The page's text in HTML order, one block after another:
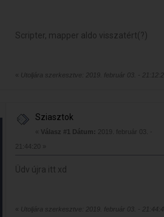
Scripter, mapper aldo visszatért(?)
« Utoljára szerkesztve: 2019. február 03. -
Sziasztok
« Válasz #1 Dátum: 2019. február 03. -
21:44:20 »
Üdv újra itt xd
« Utoljára szerkesztve: 2019. február 03. -